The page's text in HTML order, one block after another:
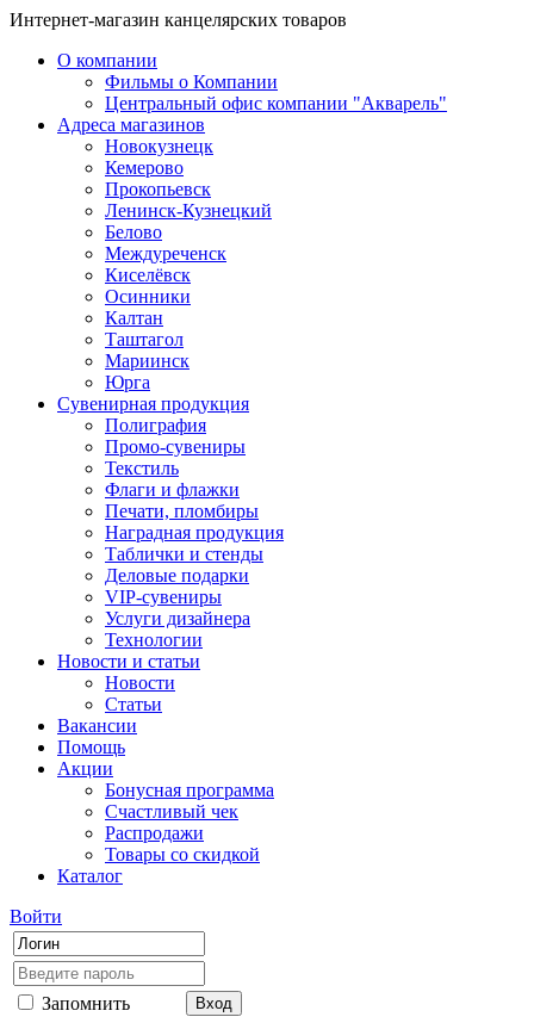
Интернет-магазин канцелярских товаров
О компании
Фильмы о Компании
Центральный офис компании "Акварель"
Адреса магазинов
Новокузнецк
Кемерово
Прокопьевск
Ленинск-Кузнецкий
Белово
Междуреченск
Киселёвск
Осинники
Калтан
Таштагол
Мариинск
Юрга
Сувенирная продукция
Полиграфия
Промо-сувениры
Текстиль
Флаги и флажки
Печати, пломбиры
Наградная продукция
Таблички и стенды
Деловые подарки
VIP-сувениры
Услуги дизайнера
Технологии
Новости и статьи
Новости
Статьи
Вакансии
Помощь
Акции
Бонусная программа
Счастливый чек
Распродажи
Товары со скидкой
Каталог
Войти
Запомнить